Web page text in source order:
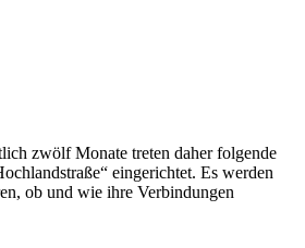
zwölf Monate treten daher folgende
eingerichtet. Es werden
ob und wie ihre Verbindungen